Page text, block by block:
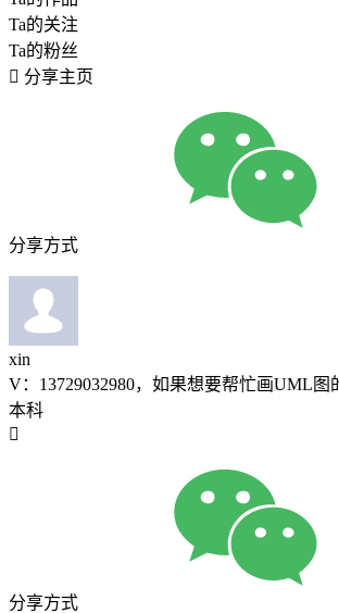
Ta的关注
Ta的粉丝
 分享主页
分享方式
xin
V：13729032980，如果想要帮忙画UML
本科

分享方式